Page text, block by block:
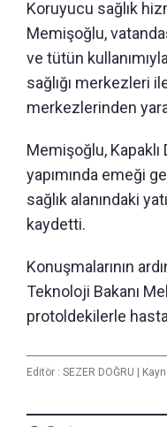
Koruyucu sağlık
Memişoğlu,
ve tütün
sağlığı merkezleri
merkezlerinden
Memişoğlu,
yapımında emeği
sağlık alanındaki
kaydetti.
Konuşmalarının
Teknoloji Bakanı
protoldekilerle
Editör : SEZER DOĞRU